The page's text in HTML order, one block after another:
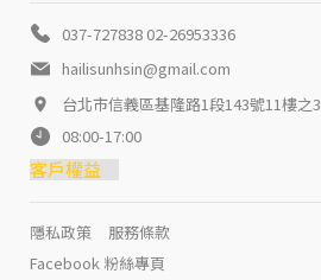
037-727838 02-26953336
hailisunhsin@gmail.com
台北市信義區基隆路1段143號11樓之3
08:00-17:00
客戶權益
隱私政策
服務條款
Facebook 粉絲專頁